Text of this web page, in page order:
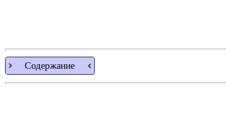
Содержание